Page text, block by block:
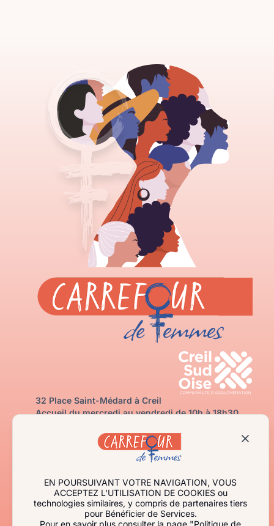
Je m’informe
Qui sommes-nous ?
Agir avec nous
Espace professionnel
32 Place Saint-Médard à Creil
Accueil du mercredi au vendredi de 10h à 18h30
carrefourdefemmes@creilsudoise.fr
Contactez-nous
EN POURSUIVANT VOTRE NAVIGATION, VOUS
ACCEPTEZ L'UTILISATION DE COOKIES ou
technologies similaires, y compris de partenaires tiers
pour Bénéficier de Services.
Pour en savoir plus consulter la page "Politique de